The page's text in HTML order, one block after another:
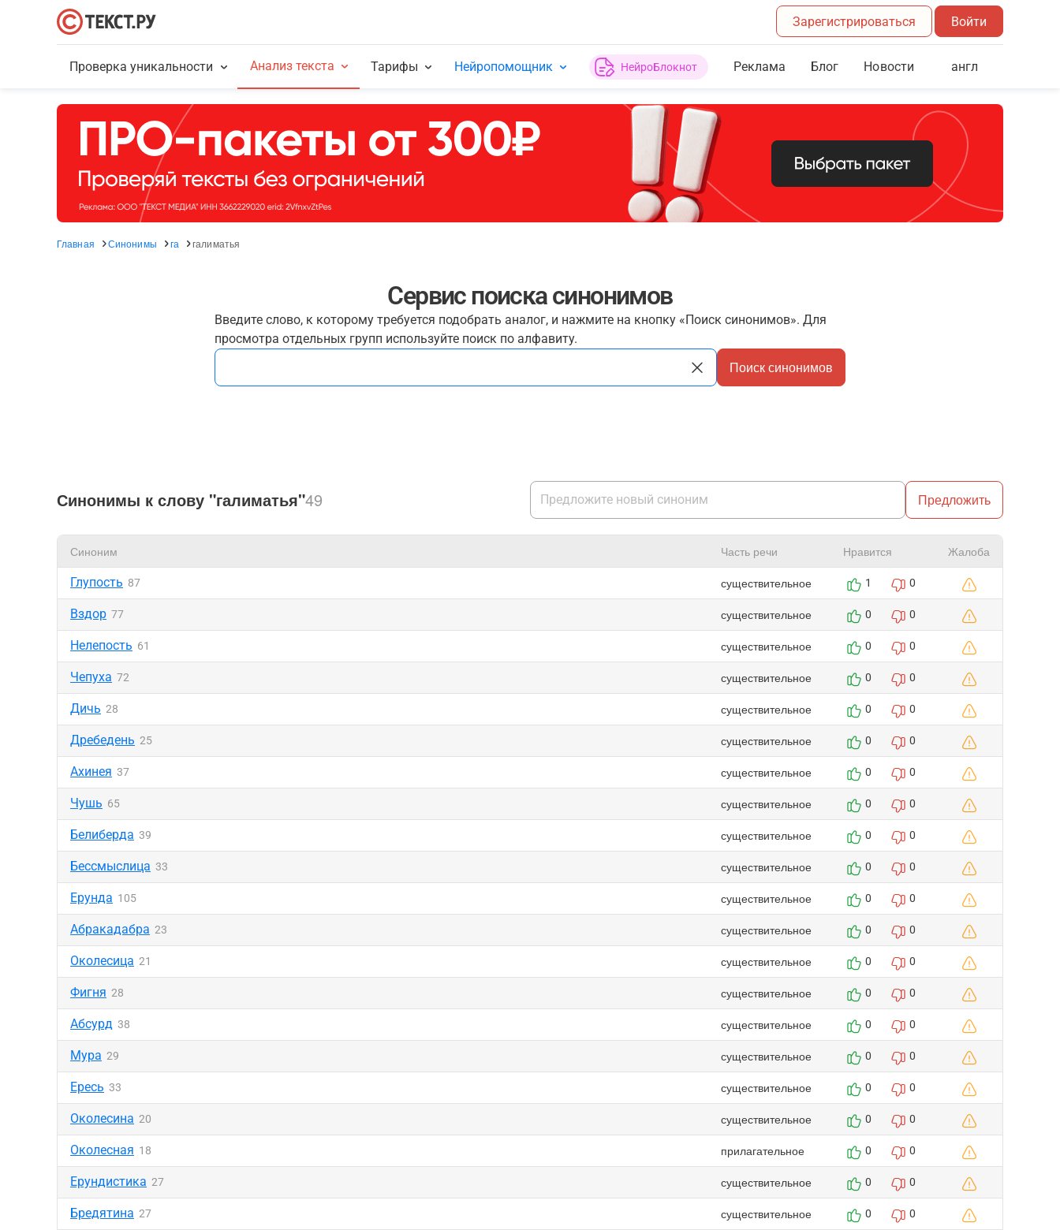
Зарегистрироваться Войти
Проверка уникальности Анализ текста Тарифы Нейропомощник НейроБлокнот Реклама Блог Новости англ
Главная Синонимы га галиматья
Сервис поиска синонимов
Введите слово, к которому требуется подобрать аналог, и нажмите на кнопку «Поиск синонимов». Для
просмотра отдельных групп используйте поиск по алфавиту.
Поиск синонимов
Синонимы к слову "галиматья"49 Предложить
Синоним Часть речи Нравится Жалоба
Глупость 87 существительное 1 0
Вздор 77 существительное 0 0
Нелепость 61 существительное 0 0
Чепуха 72 существительное 0 0
Дичь 28 существительное 0 0
Дребедень 25 существительное 0 0
Ахинея 37 существительное 0 0
Чушь 65 существительное 0 0
Белиберда 39 существительное 0 0
Бессмыслица 33 существительное 0 0
Ерунда 105 существительное 0 0
Абракадабра 23 существительное 0 0
Околесица 21 существительное 0 0
Фигня 28 существительное 0 0
Абсурд 38 существительное 0 0
Мура 29 существительное 0 0
Ересь 33 существительное 0 0
Околесина 20 существительное 0 0
Околесная 18 прилагательное 0 0
Ерундистика 27 существительное 0 0
Бредятина 27 существительное 0 0